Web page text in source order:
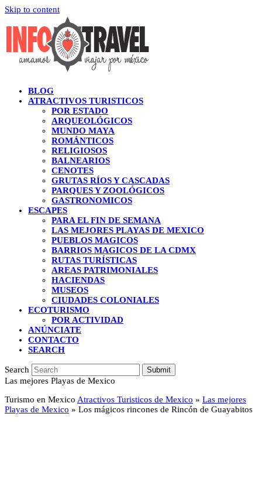
Skip to content
BLOG
ATRACTIVOS TURISTICOS
POR ESTADO
ARQUEOLÓGICOS
MUNDO MAYA
ROMÁNTICOS
RELIGIOSOS
BALNEARIOS
CENOTES
GRUTAS RÍOS Y CASCADAS
PARQUES Y ZOOLÓGICOS
GASTRONOMICOS
ESCAPES
PARA EL FIN DE SEMANA
LAS MEJORES PLAYAS DE MEXICO
PUEBLOS MAGICOS
BARRIOS MAGICOS DE LA CDMX
RUTAS TURÍSTICAS
AREAS PATRIMONIALES
HACIENDAS
MUSEOS
CIUDADES COLONIALES
ECOTURISMO
POR ACTIVIDAD
ANÚNCIATE
CONTACTO
SEARCH
Search Submit
Las mejores Playas de Mexico
Turismo en Mexico Atractivos Turisticos de Mexico » Las mejores
Playas de Mexico » Los mágicos rincones de Rincón de Guayabitos